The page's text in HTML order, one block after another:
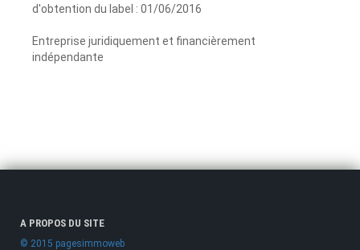
d'obtention du label : 01/06/2016
Entreprise juridiquement et financièrement
indépendante
A PROPOS DU SITE
© 2015 pagesimmoweb